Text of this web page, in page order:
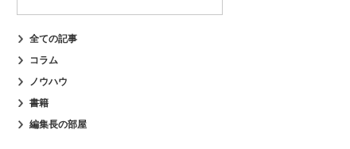
全ての記事
コラム
ノウハウ
書籍
編集長の部屋